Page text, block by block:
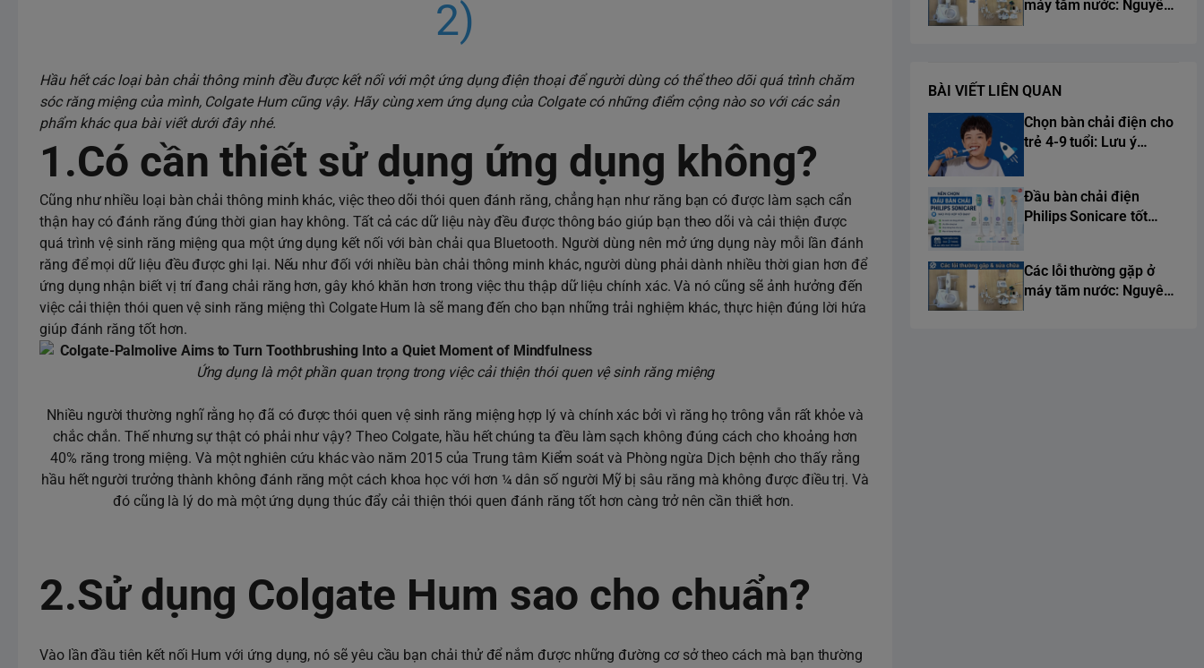
2)
Hầu hết các loại bàn chải thông minh đều được kết nối với một ứng dụng điện thoại để người dùng có thể theo dõi quá trình chăm
sóc răng miệng của mình, Colgate Hum cũng vậy. Hãy cùng xem ứng dụng của Colgate có những điểm cộng nào so với các sản
phẩm khác qua bài viết dưới đây nhé.
1.Có cần thiết sử dụng ứng dụng không?
Cũng như nhiều loại bàn chải thông minh khác, việc theo dõi thói quen đánh răng, chẳng hạn như răng bạn có được làm sạch cẩn
thận hay có đánh răng đúng thời gian hay không. Tất cả các dữ liệu này đều được thông báo giúp bạn theo dõi và cải thiện được
quá trình vệ sinh răng miệng qua một ứng dụng kết nối với bàn chải qua Bluetooth. Người dùng nên mở ứng dụng này mỗi lần đánh
răng để mọi dữ liệu đều được ghi lại. Nếu như đối với nhiều bàn chải thông minh khác, người dùng phải dành nhiều thời gian hơn để
ứng dụng nhận biết vị trí đang chải răng hơn, gây khó khăn hơn trong việc thu thập dữ liệu chính xác. Và nó cũng sẽ ảnh hưởng đến
việc cải thiện thói quen vệ sinh răng miệng thì Colgate Hum là sẽ mang đến cho bạn những trải nghiệm khác, thực hiện đúng lời hứa
giúp đánh răng tốt hơn.
Ứng dụng là một phần quan trọng trong việc cải thiện thói quen vệ sinh răng miệng
Nhiều người thường nghĩ rằng họ đã có được thói quen vệ sinh răng miệng hợp lý và chính xác bởi vì răng họ trông vẫn rất khỏe và
chắc chắn. Thế nhưng sự thật có phải như vậy? Theo Colgate, hầu hết chúng ta đều làm sạch không đúng cách cho khoảng hơn
40% răng trong miệng. Và một nghiên cứu khác vào năm 2015 của Trung tâm Kiểm soát và Phòng ngừa Dịch bệnh cho thấy rằng
hầu hết người trưởng thành không đánh răng một cách khoa học với hơn ¼ dân số người Mỹ bị sâu răng mà không được điều trị. Và
đó cũng là lý do mà một ứng dụng thúc đẩy cải thiện thói quen đánh răng tốt hơn càng trở nên cần thiết hơn.
2.Sử dụng Colgate Hum sao cho chuẩn?
Vào lần đầu tiên kết nối Hum với ứng dụng, nó sẽ yêu cầu bạn chải thử để nắm được những đường cơ sở theo cách mà bạn thường
máy tăm nước: Nguyên
BÀI VIẾT LIÊN QUAN
Chọn bàn chải điện cho
trẻ 4-9 tuổi: Lưu ý
Đầu bàn chải điện
Philips Sonicare tốt
Các lỗi thường gặp ở
máy tăm nước: Nguyên